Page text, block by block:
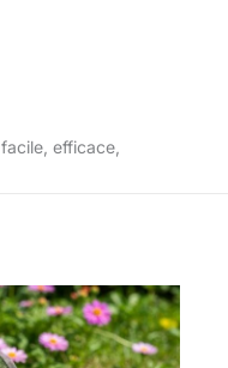
efficace,